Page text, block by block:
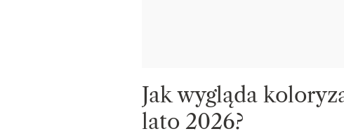
Jak wygląda
lato 2026?